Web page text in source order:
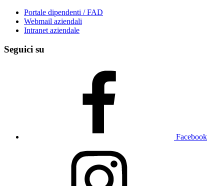
Portale dipendenti / FAD
Webmail aziendali
Intranet aziendale
Seguici su
Facebook